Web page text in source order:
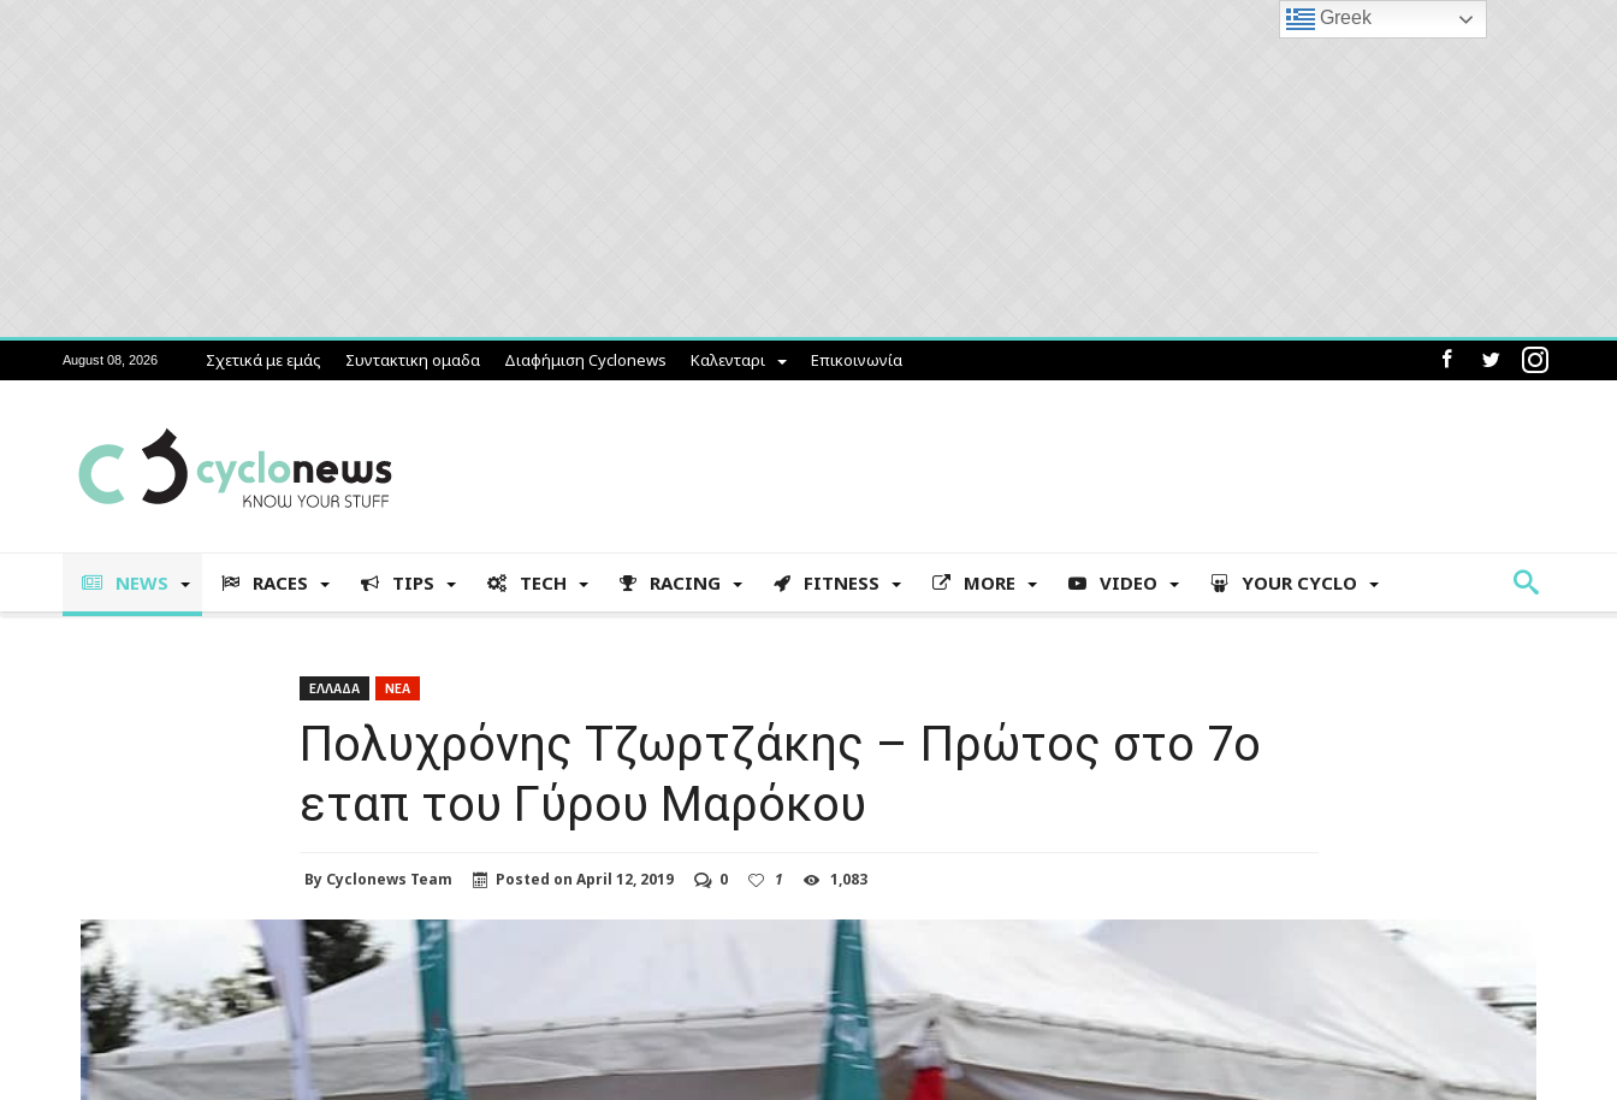
August 08, 2026 Σχετικά με εμάς Συντακτικη ομαδα Διαφήμιση Cyclonews Καλενταρι Επικοινωνία
NEWS RACES TIPS TECH RACING FITNESS MORE VIDEO YOUR CYCLO
ΕΛΛΑΔΑ ΝΕΑ
Πολυχρόνης Τζωρτζάκης – Πρώτος στο 7ο
εταπ του Γύρου Μαρόκου
By Cyclonews Team Posted on April 12, 2019 0 1 1,083
Greek